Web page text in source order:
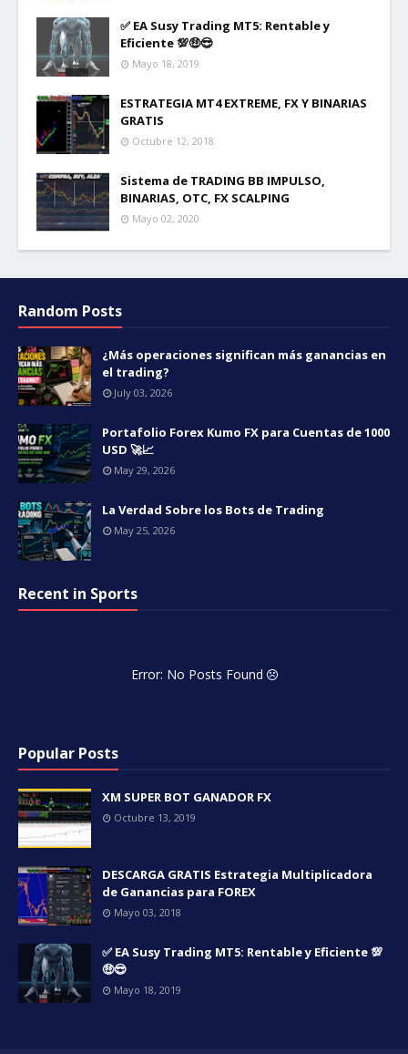
✅ EA Susy Trading MT5: Rentable y
Eficiente 💯🤑😎
Mayo 18, 2019
ESTRATEGIA MT4 EXTREME, FX Y BINARIAS
GRATIS
Octubre 12, 2018
Sistema de TRADING BB IMPULSO,
BINARIAS, OTC, FX SCALPING
Mayo 02, 2020
Random Posts
¿Más operaciones significan más ganancias en
el trading?
July 03, 2026
Portafolio Forex Kumo FX para Cuentas de 1000
USD 🚀📈
May 29, 2026
La Verdad Sobre los Bots de Trading
May 25, 2026
Recent in Sports
Error: No Posts Found
Popular Posts
XM SUPER BOT GANADOR FX
Octubre 13, 2019
DESCARGA GRATIS Estrategia Multiplicadora
de Ganancias para FOREX
Mayo 03, 2018
✅ EA Susy Trading MT5: Rentable y Eficiente 💯
🤑😎
Mayo 18, 2019